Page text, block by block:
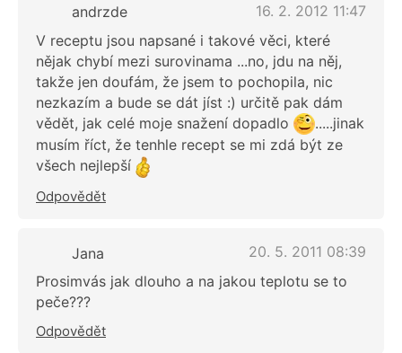
andrzde
16. 2. 2012 11:47
V receptu jsou napsané i takové věci, které
nějak chybí mezi surovinama ...no, jdu na něj,
takže jen doufám, že jsem to pochopila, nic
nezkazím a bude se dát jíst :) určitě pak dám
vědět, jak celé moje snažení dopadlo
.....jinak
musím říct, že tenhle recept se mi zdá být ze
všech nejlepší
Odpovědět
Jana
20. 5. 2011 08:39
Prosimvás jak dlouho a na jakou teplotu se to
peče???
Odpovědět